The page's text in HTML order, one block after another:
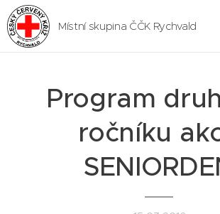
Místní skupina ČČK Rychvald
Program
ročníku